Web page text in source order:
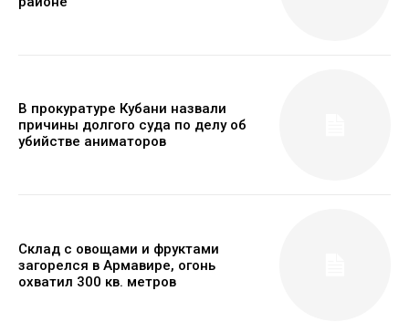
В прокуратуре Кубани назвали
причины долгого суда по делу об
убийстве аниматоров
Склад с овощами и фруктами
загорелся в Армавире, огонь
охватил 300 кв. метров